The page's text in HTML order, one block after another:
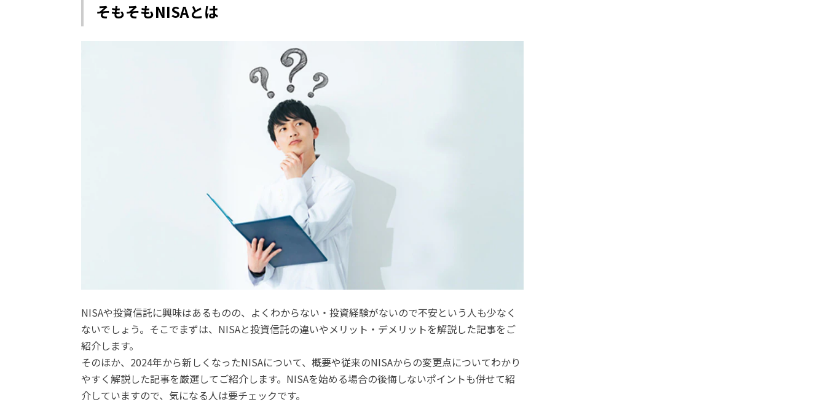
そもそもNISAとは
NISAや投資信託に興味はあるものの、よくわからない・投資経験がないので不安という人も少なく
ないでしょう。そこでまずは、NISAと投資信託の違いやメリット・デメリットを解説した記事をご
紹介します。
そのほか、2024年から新しくなったNISAについて、概要や従来のNISAからの変更点についてわかり
やすく解説した記事を厳選してご紹介します。NISAを始める場合の後悔しないポイントも併せて紹
介していますので、気になる人は要チェックです。